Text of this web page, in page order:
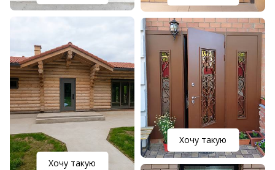
Хочу такую
Хочу такую